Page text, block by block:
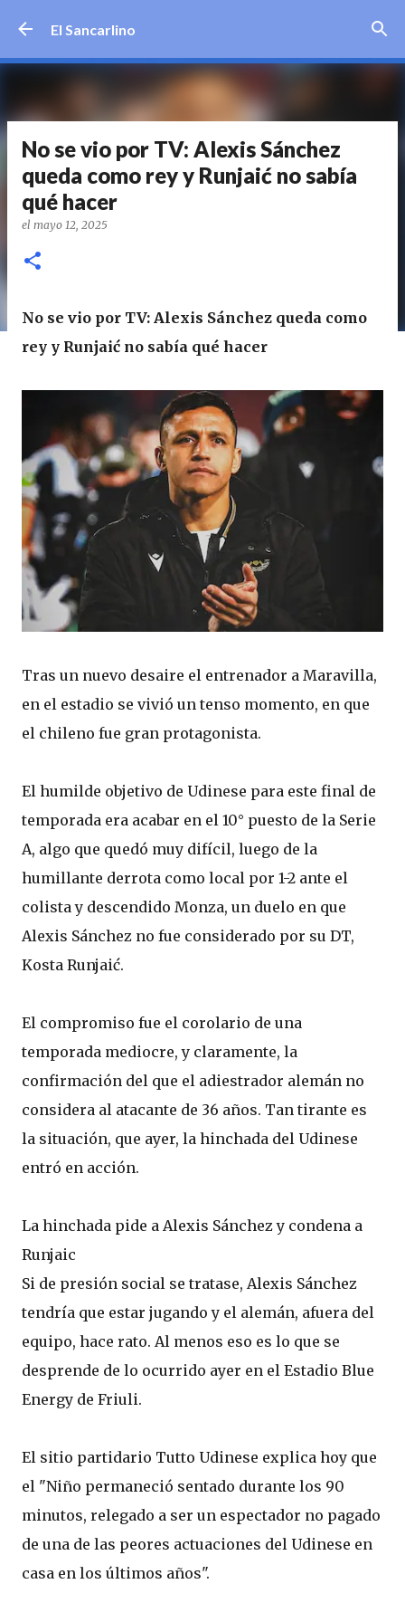
El Sancarlino
No se vio por TV: Alexis Sánchez
queda como rey y Runjaić no sabía
qué hacer
el mayo 12, 2025
No se vio por TV: Alexis Sánchez queda como
rey y Runjaić no sabía qué hacer
Tras un nuevo desaire el entrenador a Maravilla,
en el estadio se vivió un tenso momento, en que
el chileno fue gran protagonista.
El humilde objetivo de Udinese para este final de
temporada era acabar en el 10° puesto de la Serie
A, algo que quedó muy difícil, luego de la
humillante derrota como local por 1-2 ante el
colista y descendido Monza, un duelo en que
Alexis Sánchez no fue considerado por su DT,
Kosta Runjaić.
El compromiso fue el corolario de una
temporada mediocre, y claramente, la
confirmación del que el adiestrador alemán no
considera al atacante de 36 años. Tan tirante es
la situación, que ayer, la hinchada del Udinese
entró en acción.
La hinchada pide a Alexis Sánchez y condena a
Runjaic
Si de presión social se tratase, Alexis Sánchez
tendría que estar jugando y el alemán, afuera del
equipo, hace rato. Al menos eso es lo que se
desprende de lo ocurrido ayer en el Estadio Blue
Energy de Friuli.
El sitio partidario Tutto Udinese explica hoy que
el "Niño permaneció sentado durante los 90
minutos, relegado a ser un espectador no pagado
de una de las peores actuaciones del Udinese en
casa en los últimos años".